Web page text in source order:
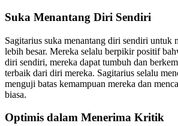
Suka Menantang Diri Sendiri
Sagitarius suka menantang diri sendiri untuk
lebih besar. Mereka selalu berpikir positif
diri sendiri, mereka dapat tumbuh dan
terbaik dari diri mereka. Sagitarius selalu
menguji batas kemampuan mereka dan
biasa.
Optimis dalam Menerima Kritik